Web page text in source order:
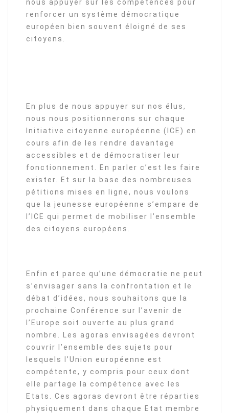
nous appuyer sur les compétences pour
renforcer un système démocratique
européen bien souvent éloigné de ses
citoyens.
En plus de nous appuyer sur nos élus,
nous nous positionnerons sur chaque
Initiative citoyenne européenne (ICE) en
cours afin de les rendre davantage
accessibles et de démocratiser leur
fonctionnement. En parler c’est les faire
exister. Et sur la base des nombreuses
pétitions mises en ligne, nous voulons
que la jeunesse européenne s’empare de
l’ICE qui permet de mobiliser l’ensemble
des citoyens européens.
Enfin et parce qu’une démocratie ne peut
s’envisager sans la confrontation et le
débat d’idées, nous souhaitons que la
prochaine Conférence sur l’avenir de
l’Europe soit ouverte au plus grand
nombre. Les agoras envisagées devront
couvrir l’ensemble des sujets pour
lesquels l’Union européenne est
compétente, y compris pour ceux dont
elle partage la compétence avec les
Etats. Ces agoras devront être réparties
physiquement dans chaque Etat membre